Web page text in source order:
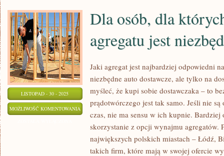
LISTOPAD - 30 - 2025
MOŻLIWOŚĆ KOMENTOWANIA
KTÓRYCH
Dla osób, dla
agregatu jest
Jaki agregat jest najbardziej odpowiedni
niezbędne auto dostawcze, ale tylko na
myśleć, że kupi sobie dostawczaka – to
prądotwórczego jest tak samo. Jeśli nie są
czas, nie ma sensu w ich kupnie.
skorzystanie z opcji wynajmu agregatów.
największych polskich miastach – Łódź,
takich firm, które mają w swojej ofercie